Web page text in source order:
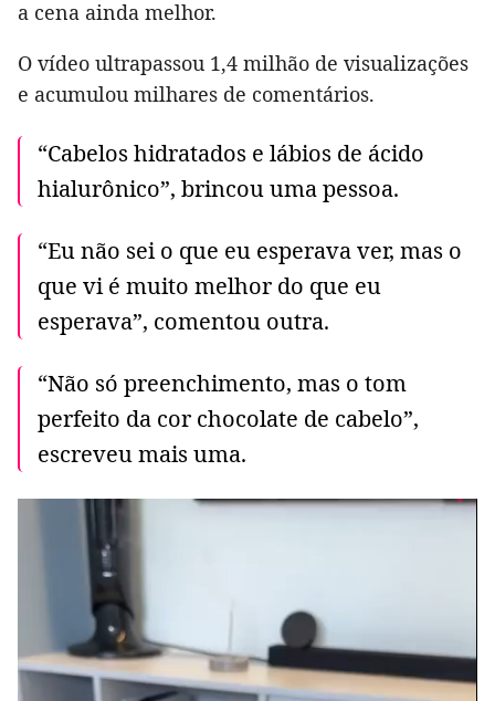
a cena ainda melhor.
O vídeo ultrapassou 1,4 milhão de visualizações
e acumulou milhares de comentários.
“Cabelos hidratados e lábios de ácido
hialurônico”, brincou uma pessoa.
“Eu não sei o que eu esperava ver, mas o
que vi é muito melhor do que eu
esperava”, comentou outra.
“Não só preenchimento, mas o tom
perfeito da cor chocolate de cabelo”,
escreveu mais uma.